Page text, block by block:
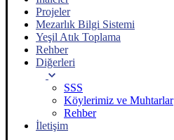
Projeler
Mezarlık Bilgi Sistemi
Yeşil Atık Toplama
Rehber
Diğerleri
SSS
Köylerimiz ve Muhtarlar
Rehber
İletişim